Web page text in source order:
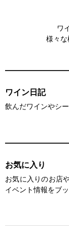
ワ
様々な
ワイン日記
飲んだワインやシ
お気に入り
お気に入りのお店
イベント情報をブ